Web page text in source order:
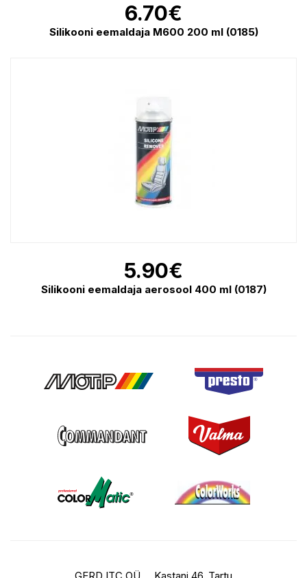
6.70€
Silikooni eemaldaja M600 200 ml (0185)
5.90€
Silikooni eemaldaja aerosool 400 ml (0187)